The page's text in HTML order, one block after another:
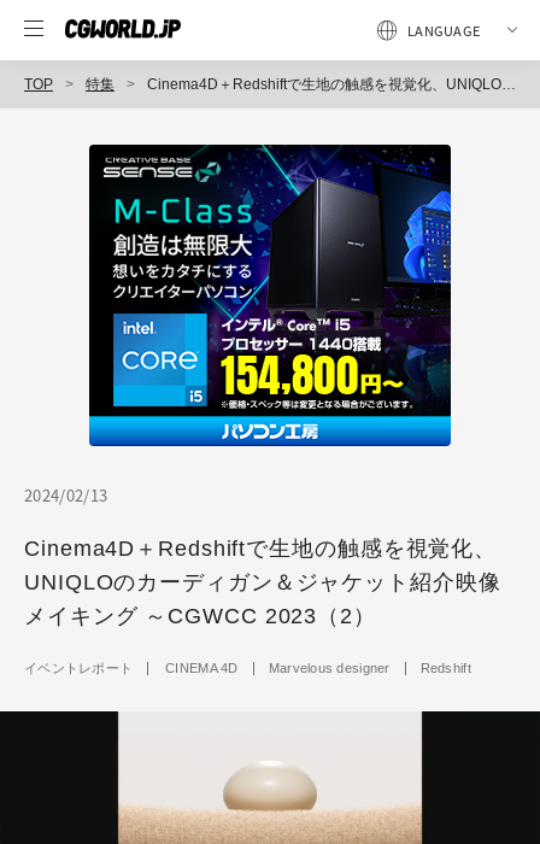
TOP 特集 Cinema4D＋Redshiftで生地の触感を視覚化、UNIQLOのカーディガン＆ジャケット紹介映像メイキング ～CGWCC 2023（2）
2024/02/13
Cinema4D＋Redshiftで生地の触感を視覚化、
UNIQLOのカーディガン＆ジャケット紹介映像
メイキング ～CGWCC 2023（2）
イベントレポート CINEMA 4D Marvelous designer Redshift